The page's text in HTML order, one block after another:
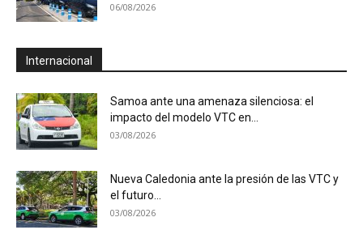
06/08/2026
Internacional
Samoa ante una amenaza silenciosa: el
impacto del modelo VTC en...
03/08/2026
Nueva Caledonia ante la presión de las VTC y
el futuro...
03/08/2026